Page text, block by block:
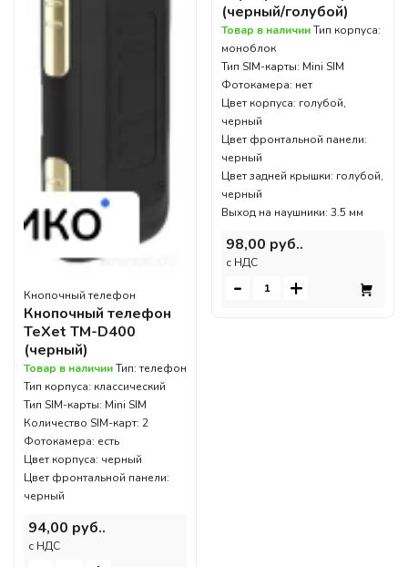
Кнопочный телефон
Кнопочный телефон
TeXet TM-D400
(черный)
Товар в наличииТип: телефон
Тип корпуса: классический
Тип SIM-карты: Mini SIM
Количество SIM-карт: 2
Фотокамера: есть
Цвет корпуса: черный
Цвет фронтальной панели:
черный
94,00 руб..
c НДС
(черный/голубой)
Товар в наличииТип корпуса:
моноблок
Тип SIM-карты: Mini SIM
Фотокамера: нет
Цвет корпуса: голубой,
черный
Цвет фронтальной панели:
черный
Цвет задней крышки: голубой,
черный
Выход на наушники: 3.5 мм
98,00 руб..
c НДС
- +